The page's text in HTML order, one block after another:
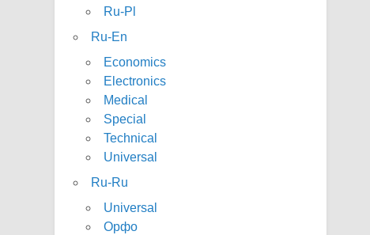
Ru-Pl
Ru-En
Economics
Electronics
Medical
Special
Technical
Universal
Ru-Ru
Universal
Орфо